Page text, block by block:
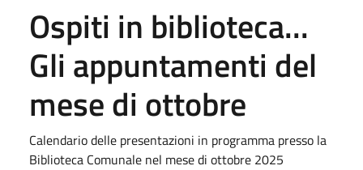
Ospiti in biblioteca...
Gli appuntamenti del
mese di ottobre
Calendario delle presentazioni in programma presso la
Biblioteca Comunale nel mese di ottobre 2025